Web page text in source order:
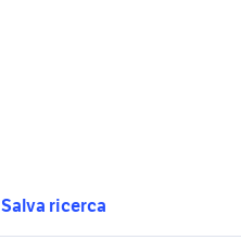
Salva ricerca